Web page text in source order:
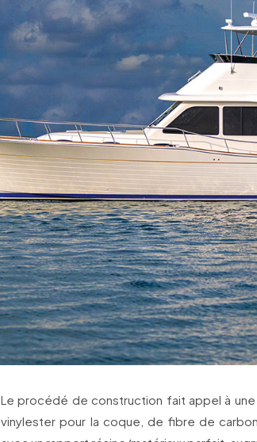
Le procédé de construction fait appel à
vinylester pour la coque, de fibre de